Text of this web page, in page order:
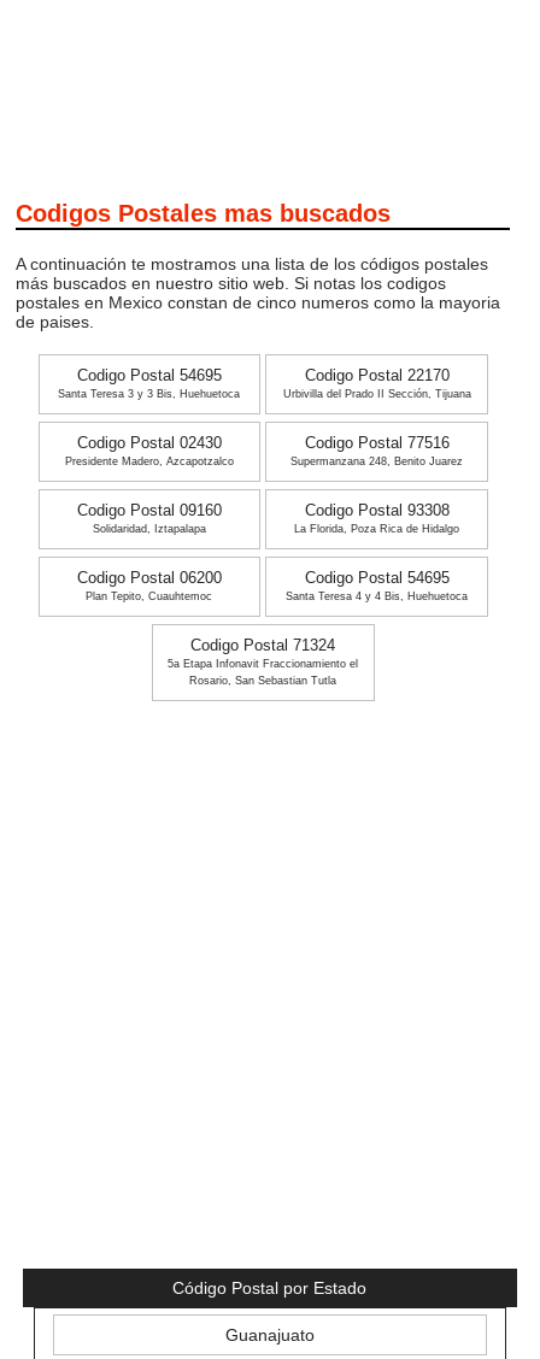
Codigos Postales mas buscados
A continuación te mostramos una lista de los códigos postales
más buscados en nuestro sitio web. Si notas los codigos
postales en Mexico constan de cinco numeros como la mayoria
de paises.
Codigo Postal 54695
Santa Teresa 3 y 3 Bis, Huehuetoca
Codigo Postal 22170
Urbivilla del Prado II Sección, Tijuana
Codigo Postal 02430
Presidente Madero, Azcapotzalco
Codigo Postal 77516
Supermanzana 248, Benito Juarez
Codigo Postal 09160
Solidaridad, Iztapalapa
Codigo Postal 93308
La Florida, Poza Rica de Hidalgo
Codigo Postal 06200
Plan Tepito, Cuauhtemoc
Codigo Postal 54695
Santa Teresa 4 y 4 Bis, Huehuetoca
Codigo Postal 71324
5a Etapa Infonavit Fraccionamiento el
Rosario, San Sebastian Tutla
Código Postal por Estado
Guanajuato